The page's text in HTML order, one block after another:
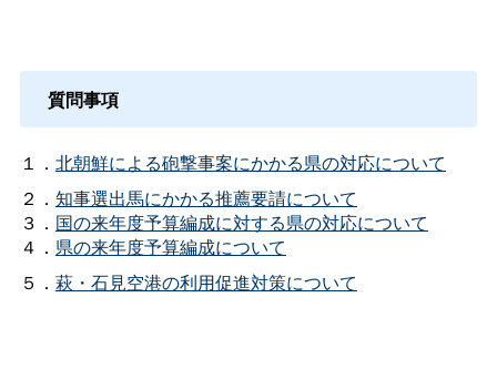
質問事項
１． 北朝鮮による砲撃事案にかかる県の対応について
２． 知事選出馬にかかる推薦要請について
３． 国の来年度予算編成に対する県の対応について
４． 県の来年度予算編成について
５． 萩・石見空港の利用促進対策について